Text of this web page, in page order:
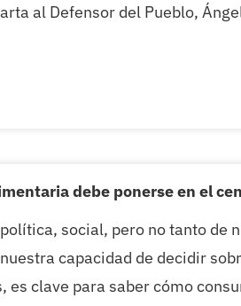
al Defensor del Pueblo,
debe ponerse en el
social, pero no tanto de
capacidad de decidir
clave para saber cómo